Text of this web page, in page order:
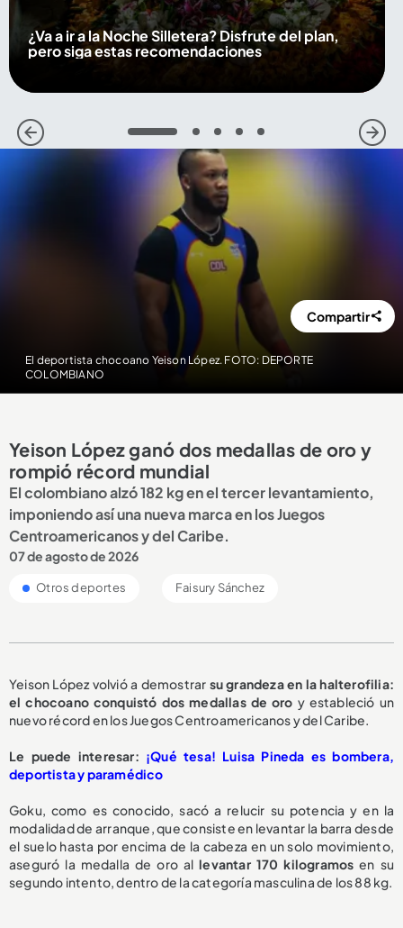
¿Va a ir a la Noche Silletera? Disfrute del plan,
pero siga estas recomendaciones
1 2 3 4 5
El deportista chocoano Yeison López. FOTO: DEPORTE
COLOMBIANO
Compartir
Yeison López ganó dos medallas de oro y
rompió récord mundial
El colombiano alzó 182 kg en el tercer levantamiento,
imponiendo así una nueva marca en los Juegos
Centroamericanos y del Caribe.
07 de agosto de 2026
Otros deportes Faisury Sánchez
Yeison López volvió a demostrar su grandezaen la halterofilia:
el chocoano conquistó dos medallas de oro y estableció un
nuevo récord en los Juegos Centroamericanos y del Caribe.
Le puede interesar: ¡Qué tesa! Luisa Pineda es bombera,
deportista y paramédico
Goku, como es conocido, sacó a relucir su potencia y en la
modalidad de arranque, que consiste en levantar la barra desde
el suelo hasta por encima de la cabeza en un solo movimiento,
aseguró la medalla de oro allevantar 170 kilogramos en su
segundo intento, dentro de la categoría masculina de los 88 kg.